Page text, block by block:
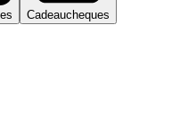
Cadeaucheques